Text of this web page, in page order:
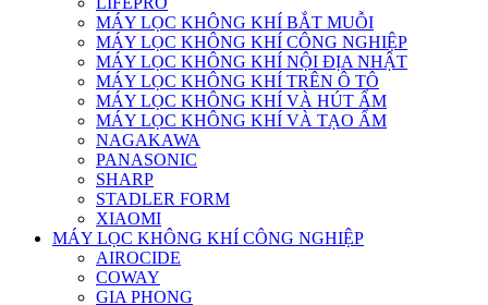
MÁY LỌC KHÔNG KHÍ BẮT MUỖI
MÁY LỌC KHÔNG KHÍ CÔNG NGHIỆP
MÁY LỌC KHÔNG KHÍ NỘI ĐỊA NHẬT
MÁY LỌC KHÔNG KHÍ TRÊN Ô TÔ
MÁY LỌC KHÔNG KHÍ VÀ HÚT ẨM
MÁY LỌC KHÔNG KHÍ VÀ TẠO ẨM
NAGAKAWA
PANASONIC
SHARP
STADLER FORM
XIAOMI
MÁY LỌC KHÔNG KHÍ CÔNG NGHIỆP
AIROCIDE
COWAY
GIA PHONG